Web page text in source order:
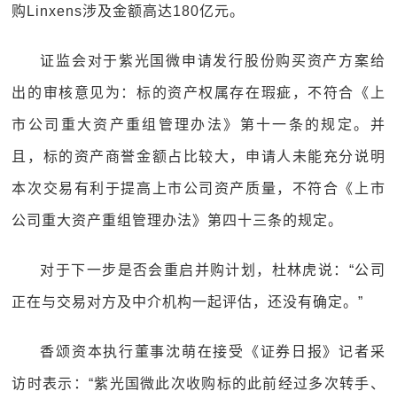
购Linxens涉及金额高达180亿元。
证监会对于紫光国微申请发行股份购买资产方案给
出的审核意见为：标的资产权属存在瑕疵，不符合《上
市公司重大资产重组管理办法》第十一条的规定。并
且，标的资产商誉金额占比较大，申请人未能充分说明
本次交易有利于提高上市公司资产质量，不符合《上市
公司重大资产重组管理办法》第四十三条的规定。
对于下一步是否会重启并购计划，杜林虎说：“公司
正在与交易对方及中介机构一起评估，还没有确定。”
香颂资本执行董事沈萌在接受《证券日报》记者采
访时表示：“紫光国微此次收购标的此前经过多次转手、